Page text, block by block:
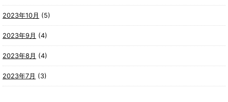
2023年10月 (5)
2023年9月 (4)
2023年8月 (4)
2023年7月 (3)